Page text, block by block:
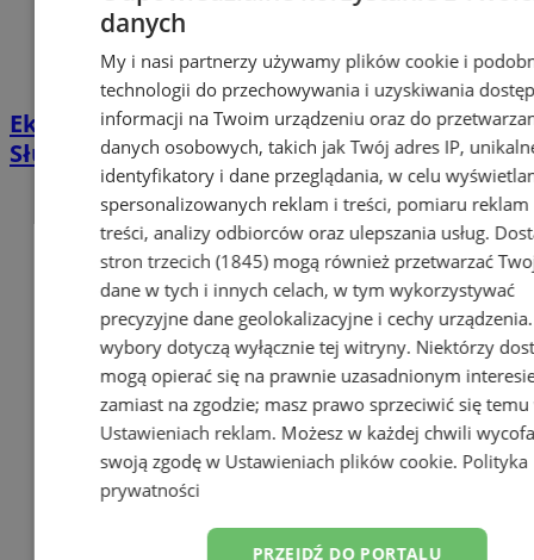
Ekstremalne temperatury w regionie.
Służby apelują o ostrożność
danych
My i nasi partnerzy używamy plików cookie i
technologii do przechowywania i uzyskiwania
informacji na Twoim urządzeniu oraz do
danych osobowych, takich jak Twój adres IP,
identyfikatory i dane przeglądania, w celu
spersonalizowanych reklam i treści, pomiaru reklam
treści, analizy odbiorców oraz ulepszania usług.
stron trzecich (1845)mogą również przetwarzać
dane w tych i innych celach, w tym wykorzystywać
precyzyjne dane geolokalizacyjne i cechy
wybory dotyczą wyłącznie tej witryny. Niektórzy
mogą opierać się na prawnie uzasadnionym
zamiast na zgodzie; masz prawo sprzeciwić się temu
Ustawieniach reklam. Możesz w każdej chwili
swoją zgodę w Ustawieniach plików cookie. Polityka
prywatności
PRZEJDŹ DO PORTALU